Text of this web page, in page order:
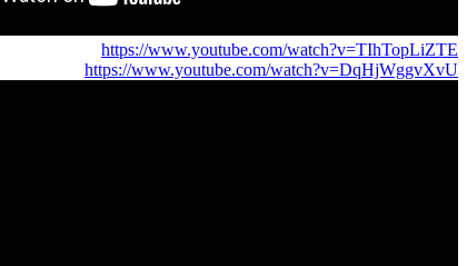
https://www.youtube.com/watch?v=TIhTopLiZTE
https://www.youtube.com/watch?v=DqHjWggvXvU